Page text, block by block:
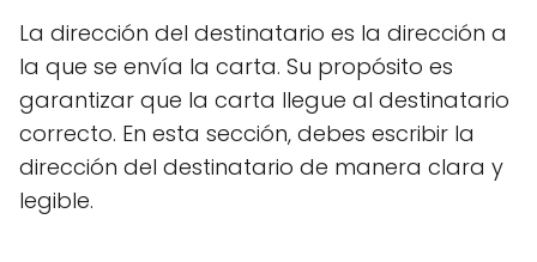
La dirección del destinatario es la dirección a
la que se envía la carta. Su propósito es
garantizar que la carta llegue al destinatario
correcto. En esta sección, debes escribir la
dirección del destinatario de manera clara y
legible.